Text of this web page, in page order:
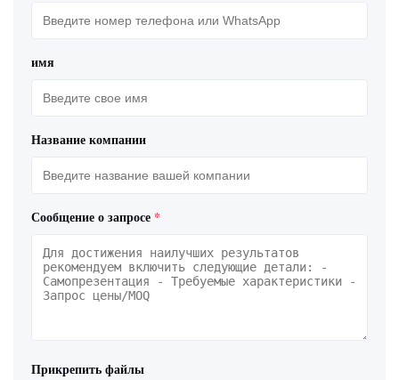
имя
Название компании
Сообщение о запросе *
Прикрепить файлы